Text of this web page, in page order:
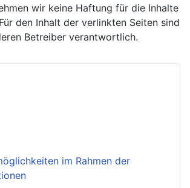
im Rahmen der
wir keine Haftung für die Inhalte
den Inhalt der verlinkten Seiten sind
Betreiber verantwortlich.